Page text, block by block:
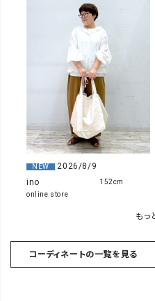
NEW
2026/8/9
ino
online store
152cm
もっ
コーディネートの一覧を見る